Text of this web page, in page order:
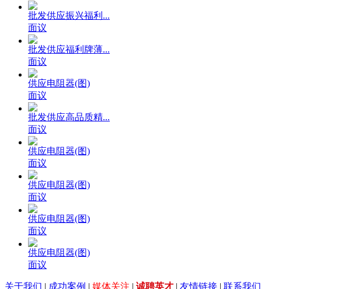
批发供应振兴福利...
面议
批发供应福利牌薄...
面议
供应电阻器(图)
面议
批发供应高品质精...
面议
供应电阻器(图)
面议
供应电阻器(图)
面议
供应电阻器(图)
面议
供应电阻器(图)
面议
关于我们 | 成功案例 | 媒体关注 | 诚聘英才 | 友情链接 | 联系我们